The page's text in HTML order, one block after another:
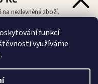
funkcí
využíváme
.
nezlevněné zboží.
KČ